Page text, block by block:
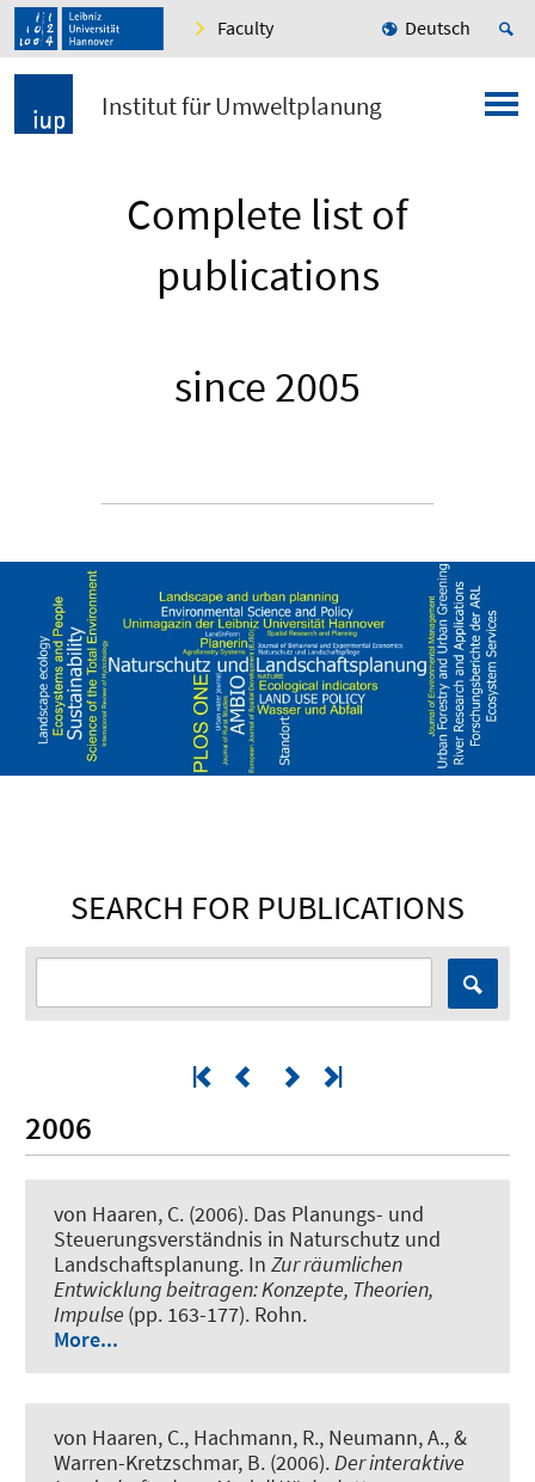
Faculty Deutsch
Institut für Umweltplanung
Complete list of
publications
since 2005
SEARCH FOR PUBLICATIONS
2006
von Haaren, C. (2006). Das Planungs- und
Steuerungsverständnis in Naturschutz und
Landschaftsplanung. In Zur räumlichen
Entwicklung beitragen: Konzepte, Theorien,
Impulse (pp. 163-177). Rohn.
More...
von Haaren, C., Hachmann, R., Neumann, A., &
Warren-Kretzschmar, B. (2006).Der interaktive